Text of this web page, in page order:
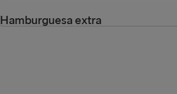
Hamburguesa extra